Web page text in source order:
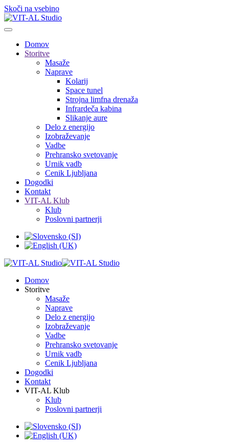
Skoči na vsebino
Domov
Storitve
Masaže
Naprave
Kolarij
Space tunel
Strojna limfna drenaža
Infrardeča kabina
Slikanje aure
Delo z energijo
Izobraževanje
Vadbe
Prehransko svetovanje
Urnik vadb
Cenik Ljubljana
Dogodki
Kontakt
VIT-AL Klub
Klub
Poslovni partnerji
Domov
Storitve
Masaže
Naprave
Delo z energijo
Izobraževanje
Vadbe
Prehransko svetovanje
Urnik vadb
Cenik Ljubljana
Dogodki
Kontakt
VIT-AL Klub
Klub
Poslovni partnerji